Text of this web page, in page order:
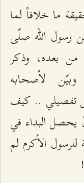
ما خلافاً لما
رسول الله صلّى
من بعده، وذكر
لأصحابه
تفصيلي .. كيف
البداء في
الأكرم لم